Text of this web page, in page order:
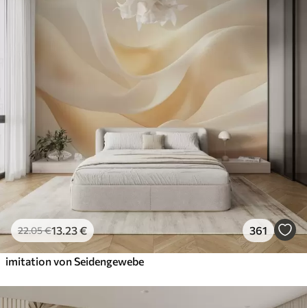
22.05€13 .23€ 361
imitation von Seidengewebe